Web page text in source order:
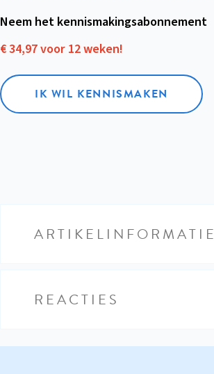
Neem het kennismakings­abonnement
€ 34,97 voor 12 weken!
IK WIL KENNISMAKEN
ARTIKELINFORMATIE
REACTIES